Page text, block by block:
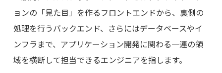
ョンの「見た目」を作るフロントエンドから、裏側の
処理を行うバックエンド、さらにはデータベースやイ
ンフラまで、アプリケーション開発に関わる一連の領
域を横断して担当できるエンジニアを指します。